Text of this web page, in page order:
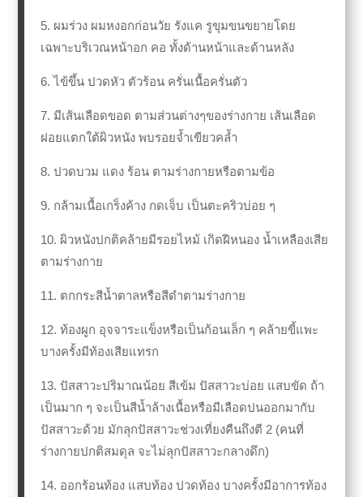
5. ผมร่วง ผมหงอกก่อนวัย รังแค รูขุมขนขยายโดย
เฉพาะบริเวณหน้าอก คอ ทั้งด้านหน้าและด้านหลัง
6. ไข้ขึ้น ปวดหัว ตัวร้อน ครั่นเนื้อครั่นตัว
7. มีเส้นเลือดขอด ตามส่วนต่างๆของร่างกาย เส้นเลือด
ฝอยแตกใต้ผิวหนัง พบรอยจ้ำเขียวคล้ำ
8. ปวดบวม แดง ร้อน ตามร่างกายหรือตามข้อ
9. กล้ามเนื้อเกร็งค้าง กดเจ็บ เป็นตะคริวบ่อย ๆ
10. ผิวหนังปกติคล้ายมีรอยไหม้ เกิดฝีหนอง น้ำเหลืองเสีย
ตามร่างกาย
11. ตกกระสีน้ำตาลหรือสีดำตามร่างกาย
12. ท้องผูก อุจจาระแข็งหรือเป็นก้อนเล็ก ๆ คล้ายขี้แพะ
บางครั้งมีท้องเสียแทรก
13. ปัสสาวะปริมาณน้อย สีเข้ม ปัสสาวะบ่อย แสบขัด ถ้า
เป็นมาก ๆ จะเป็นสีน้ำล้างเนื้อหรือมีเลือดปนออกมากับ
ปัสสาวะด้วย มักลุกปัสสาวะช่วงเที่ยงคืนถึงตี 2 (คนที่
ร่างกายปกติสมดุล จะไม่ลุกปัสสาวะกลางดึก)
14. ออกร้อนท้อง แสบท้อง ปวดท้อง บางครั้งมีอาการท้อง